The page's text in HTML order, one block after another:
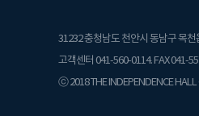
31232 충청남도 천안시 동남구 목
고객센터 041-560-0114. FAX 041-
ⓒ 2018 THE INDEPENDENCE HALL